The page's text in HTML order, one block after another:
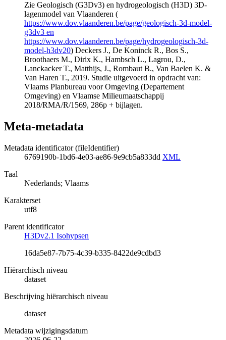
Zie Geologisch (G3Dv3) en hydrogeologisch (H3D) 3D-
lagenmodel van Vlaanderen (
https://www.dov.vlaanderen.be/page/geologisch-3d-model-
g3dv3 en
https://www.dov.vlaanderen.be/page/hydrogeologisch-3d-
model-h3dv20) Deckers J., De Koninck R., Bos S.,
Broothaers M., Dirix K., Hambsch L., Lagrou, D.,
Lanckacker T., Matthijs, J., Rombaut B., Van Baelen K. &
Van Haren T., 2019. Studie uitgevoerd in opdracht van:
Vlaams Planbureau voor Omgeving (Departement
Omgeving) en Vlaamse Milieumaatschappij
2018/RMA/R/1569, 286p + bijlagen.
Meta-metadata
Metadata identificator (fileIdentifier)
6769190b-1bd6-4e03-ae86-9e9cb5a833dd XML
Taal
Nederlands; Vlaams
Karakterset
utf8
Parent identificator
H3Dv2.1 Isohypsen
16da5e87-7b75-4c39-b335-8422de9cdbd3
Hiërarchisch niveau
dataset
Beschrijving hiërarchisch niveau
dataset
Metadata wijzigingsdatum